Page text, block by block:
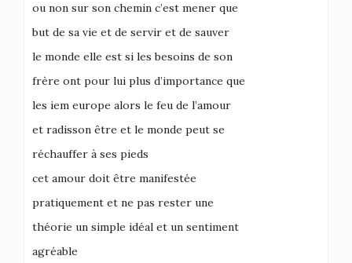
ou non sur son chemin c’est mener que
but de sa vie et de servir et de sauver
le monde elle est si les besoins de son
frère ont pour lui plus d’importance que
les iem europe alors le feu de l’amour
et radisson être et le monde peut se
réchauffer à ses pieds
cet amour doit être manifestée
pratiquement et ne pas rester une
théorie un simple idéal et un sentiment
agréable